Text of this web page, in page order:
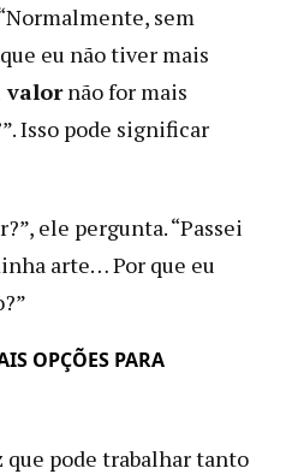
sem
eu não tiver mais
valornão for mais
Isso pode significar
ele pergunta. “Passei
arte… Por que eu
OPÇÕES PARA
pode trabalhar tanto